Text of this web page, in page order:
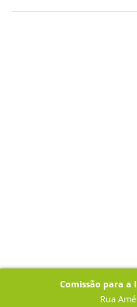
Comissão para a
Rua